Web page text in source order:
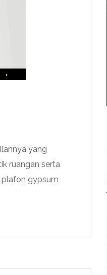
yang
ruangan serta
plafon gypsum